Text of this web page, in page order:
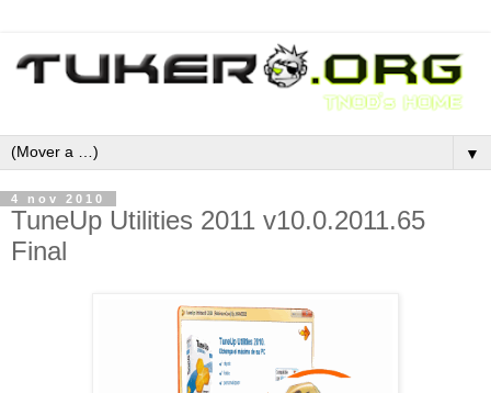
▼
4 nov 2010
TuneUp Utilities 2011 v10.0.2011.65
Final